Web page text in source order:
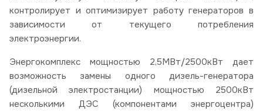
контролирует и оптимизирует работу генераторов в
зависимости от текущего потребления
электроэнергии.
Энергокомплекс мощностью 2,5МВт/2500кВт дает
возможность замены одного дизель-генератора
(дизельной электростанции) мощностью 2500кВт
несколькими ДЭС (компонентами энергоцентра)